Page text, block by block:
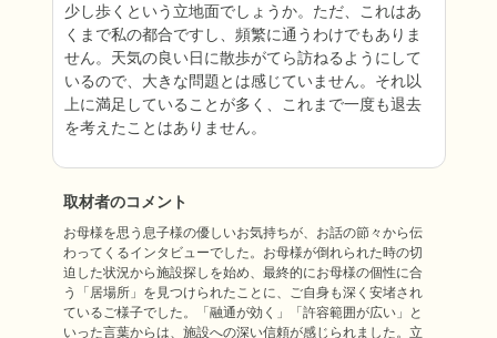
少し歩くという立地面でしょうか。ただ、これはあ
くまで私の都合ですし、頻繁に通うわけでもありま
せん。天気の良い日に散歩がてら訪ねるようにして
いるので、大きな問題とは感じていません。それ以
上に満足していることが多く、これまで一度も退去
を考えたことはありません。
取材者のコメント
お母様を思う息子様の優しいお気持ちが、お話の節々から伝
わってくるインタビューでした。お母様が倒れられた時の切
迫した状況から施設探しを始め、最終的にお母様の個性に合
う「居場所」を見つけられたことに、ご自身も深く安堵され
ているご様子でした。「融通が効く」「許容範囲が広い」と
いった言葉からは、施設への深い信頼が感じられました。立